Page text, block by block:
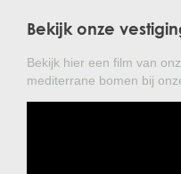
Bekijk onze
Bekijk hier een film van
mediterrane bomen bij